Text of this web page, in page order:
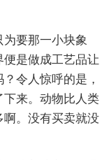
为要那一小块象
是做成工艺品让
令人惊呼的是，
下来。动物比人类
啊。没有买卖就没